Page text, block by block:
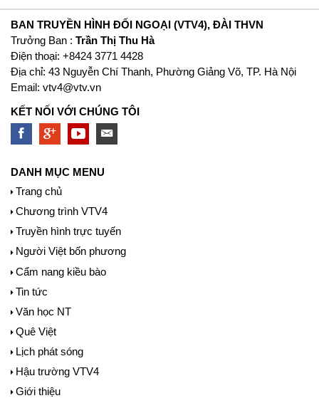
BAN TRUYỀN HÌNH ĐỐI NGOẠI (VTV4), ĐÀI THVN
Trưởng Ban : Trần Thị Thu Hà
Ðiện thoại: +8424 3771 4428
Địa chỉ: 43 Nguyễn Chí Thanh, Phường Giảng Võ, TP. Hà Nội
Email: vtv4@vtv.vn
KẾT NỐI VỚI CHÚNG TÔI
DANH MỤC MENU
Trang chủ
Chương trình VTV4
Truyền hình trực tuyến
Người Việt bốn phương
Cẩm nang kiều bào
Tin tức
Văn học NT
Quê Việt
Lịch phát sóng
Hậu trường VTV4
Giới thiệu